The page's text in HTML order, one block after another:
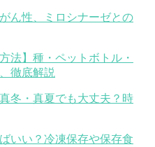
ん性、ミロシナーゼとの
法】種・ペットボトル・
徹底解説
冬・真夏でも大丈夫？時
いい？冷凍保存や保存食